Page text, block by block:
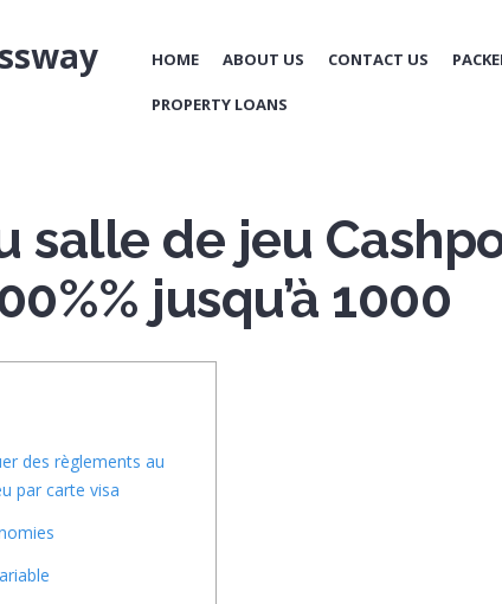
HOME ABOUT US CONTACT US
PROPERTY LOANS
salle de jeu
jusqu’à 1000
des règlements au
par carte visa